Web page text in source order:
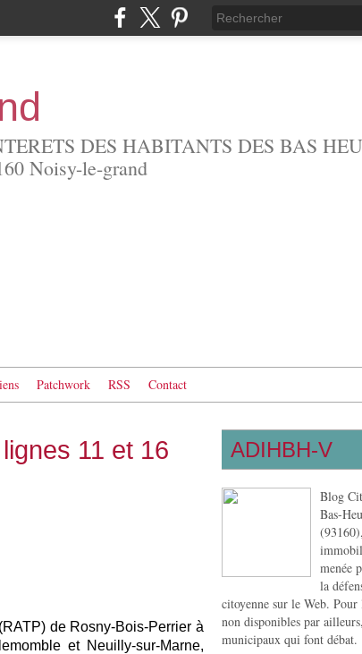
DES HABITANTS DES BAS
Noisy-le-grand
Patchwork RSS Contact
11 et 16
de Rosny-Bois-Perrier à
et Neuilly-sur-Marne,
ADIHBH-V
Blog
Bas-
menée
la
citoyenne sur le Web.
non disponibles par
municipaux qui font débat.